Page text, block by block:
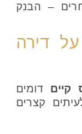
– הבנק
דירה
קיים דומים
קצרים